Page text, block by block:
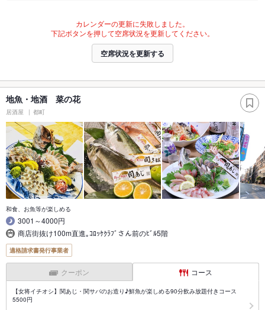
カレンダーの更新に失敗しました。
下記ボタンを押して空席状況を更新してください。
空席状況を更新する
地魚・地酒 菜の花
居酒屋 都町
和食、お魚等が楽しめる
3001～4000円
商店街抜け100m直進｡ｺﾛｯｹｸﾗﾌﾞさん前のﾋﾞﾙ5階
適格請求書発行事業者
クーポン コース
【女将イチオシ】関あじ・関サバのお造り♪鮮魚が楽しめる90分飲み放題付きコース
5500円